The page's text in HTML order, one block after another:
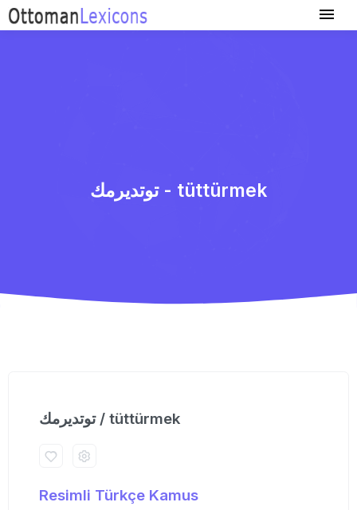
توتدیرمك - tüttürmek
توتدیرمك / tüttürmek
Resimli Türkçe Kamus